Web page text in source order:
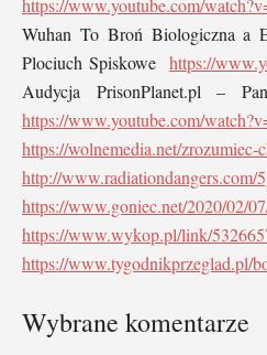
https://www.youtube.com/
Wuhan To Broń Biologiczna a
Plociuch Spiskowe https://
Audycja PrisonPlanet.pl –
https://www.youtube.com/
https://wolnemedia.net/
http://www.radiationdangers.com/
https://www.goniec.net/2020/02/
https://www.wykop.pl/link/
https://www.tygodnikprzeglad.pl/
Wybrane komentarze